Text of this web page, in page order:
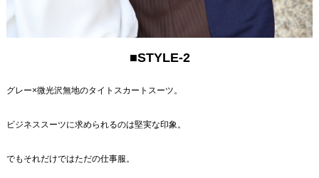
■STYLE-2
グレー×微光沢無地のタイトスカートスーツ。
ビジネススーツに求められるのは堅実な印象。
でもそれだけではただの仕事服。